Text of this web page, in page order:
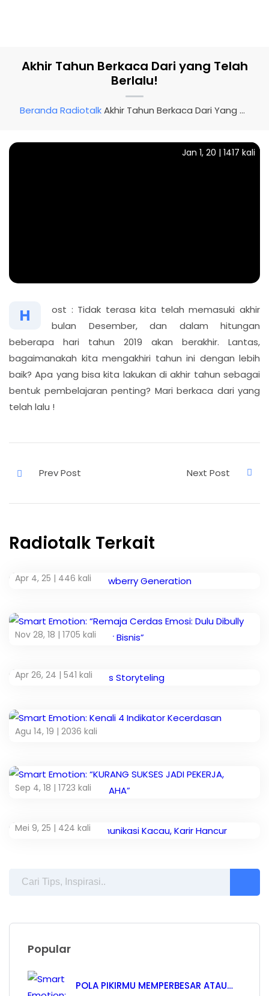
Akhir Tahun Berkaca Dari yang Telah
Berlalu!
Beranda RadiotalkAkhir Tahun Berkaca Dari Yang Telah Berlalu!
Jan 1, 20 | 1417 kali
H
ost : Tidak terasa kita telah memasuki akhir
bulan Desember, dan dalam hitungan
beberapa hari tahun 2019 akan berakhir. Lantas,
bagaimanakah kita mengakhiri tahun ini dengan lebih
baik? Apa yang bisa kita lakukan di akhir tahun sebagai
bentuk pembelajaran penting? Mari berkaca dari yang
telah lalu !
Radiotalk Terkait
Apr 4, 25 | 446 kali
Nov 28, 18 | 1705 kali
Apr 26, 24 | 541 kali
Agu 14, 19 | 2036 kali
Sep 4, 18 | 1723 kali
Mei 9, 25 | 424 kali
Popular
POLA PIKIRMU MEMPERBESAR ATAU…